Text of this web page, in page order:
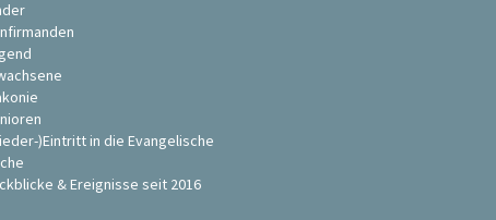
)Eintritt in die Evangelische
& Ereignisse seit 2016